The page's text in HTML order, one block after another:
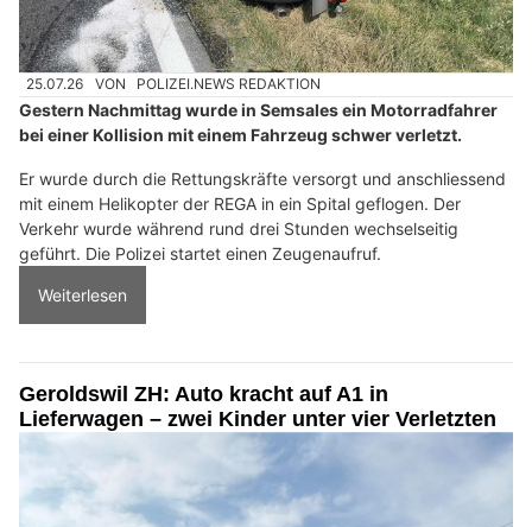
25.07.26 VON POLIZEI.NEWS REDAKTION
Gestern Nachmittag wurde in Semsales ein Motorradfahrer
bei einer Kollision mit einem Fahrzeug schwer verletzt.
Er wurde durch die Rettungskräfte versorgt und anschliessend
mit einem Helikopter der REGA in ein Spital geflogen. Der
Verkehr wurde während rund drei Stunden wechselseitig
geführt. Die Polizei startet einen Zeugenaufruf.
Weiterlesen
Geroldswil ZH: Auto kracht auf A1 in
Lieferwagen – zwei Kinder unter vier Verletzten